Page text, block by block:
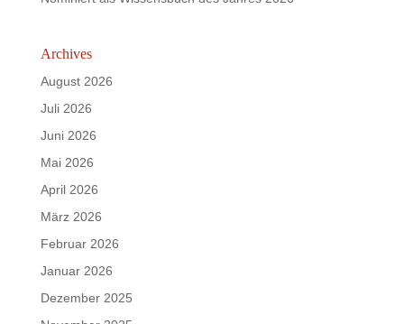
Archives
August 2026
Juli 2026
Juni 2026
Mai 2026
April 2026
März 2026
Februar 2026
Januar 2026
Dezember 2025